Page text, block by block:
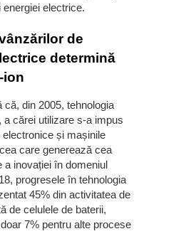
electrice.
de
determină
ion
că, din 2005, tehnologia
a cărei utilizare s-a impus
și mașinile
care generează cea
a inovației în domeniul
progresele în tehnologia
45% din activitatea de
de celulele de baterii,
7% pentru alte procese